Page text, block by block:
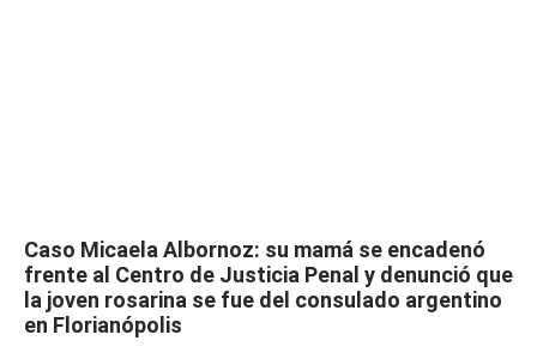
Caso Micaela Albornoz: su mamá se encadenó
frente al Centro de Justicia Penal y denunció que
la joven rosarina se fue del consulado argentino
en Florianópolis